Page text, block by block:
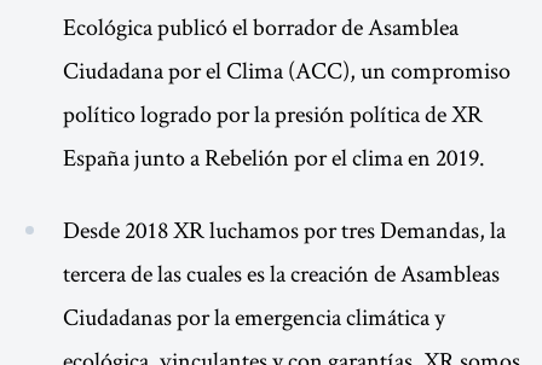
Ecológica publicó el borrador de Asamblea
Ciudadana por el Clima (ACC), un compromiso
político logrado por la presión política de XR
España junto a Rebelión por el clima en 2019.
Desde 2018 XR luchamos por tres Demandas, la
tercera de las cuales es la creación de Asambleas
Ciudadanas por la emergencia climática y